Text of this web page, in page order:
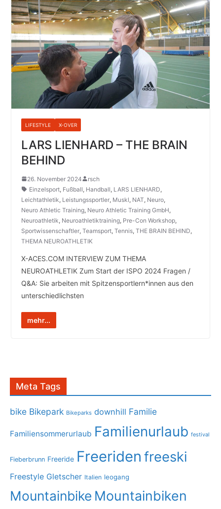
LIFESTYLE X-OVER
LARS LIENHARD – THE BRAIN
BEHIND
26. November 2024
rsch
Einzelsport, Fußball, Handball, LARS LIENHARD,
Leichtathletik, Leistungssportler, Muskl, NAT, Neuro,
Neuro Athletic Training, Neuro Athletic Training GmbH,
Neuroathletik, Neuroathletiktraining, Pre-Con Workshop,
Sportwissenschaftler, Teamsport, Tennis, THE BRAIN BEHIND,
THEMA NEUROATHLETIK
X-ACES.COM INTERVIEW ZUM THEMA
NEUROATHLETIK Zum Start der ISPO 2024 Fragen /
Q&A: Sie arbeiten mit Spitzensportlern*innen aus den
unterschiedlichsten
mehr...
Meta Tags
bike Bikepark Bikeparks downhill Familie
Familiensommerurlaub Familienurlaub festival
Fieberbrunn Freeride Freeriden freeski
Freestyle Gletscher Italien leogang
Mountainbike Mountainbiken